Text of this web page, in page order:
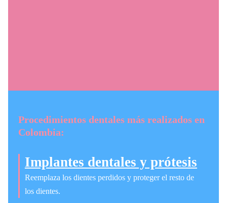
Procedimientos dentales más realizados en
Colombia:
Implantes dentales y prótesis
Reemplaza los dientes perdidos y proteger el resto de
los dientes.